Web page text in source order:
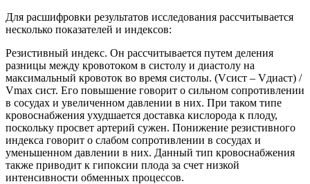
Для расшифровки результатов исследования рассчитывается
несколько показателей и индексов:
Резистивный индекс. Он рассчитывается путем деления
разницы между кровотоком в систолу и диастолу на
максимальный кровоток во время систолы. (Vсист – Vдиаст) /
Vmax сист. Его повышение говорит о сильном сопротивлении
в сосудах и увеличенном давлении в них. При таком типе
кровоснабжения ухудшается доставка кислорода к плоду,
поскольку просвет артерий сужен. Понижение резистивного
индекса говорит о слабом сопротивлении в сосудах и
уменьшенном давлении в них. Данный тип кровоснабжения
также приводит к гипоксии плода за счет низкой
интенсивности обменных процессов.